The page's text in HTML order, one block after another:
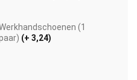
(1
(+ 3,24)